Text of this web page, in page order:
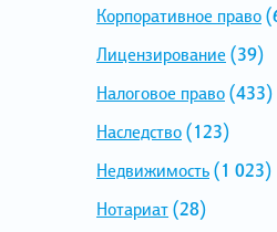
Корпоративное право
Лицензирование (39)
Налоговое право(433)
Наследство(123)
Недвижимость(1 023)
Нотариат(28)